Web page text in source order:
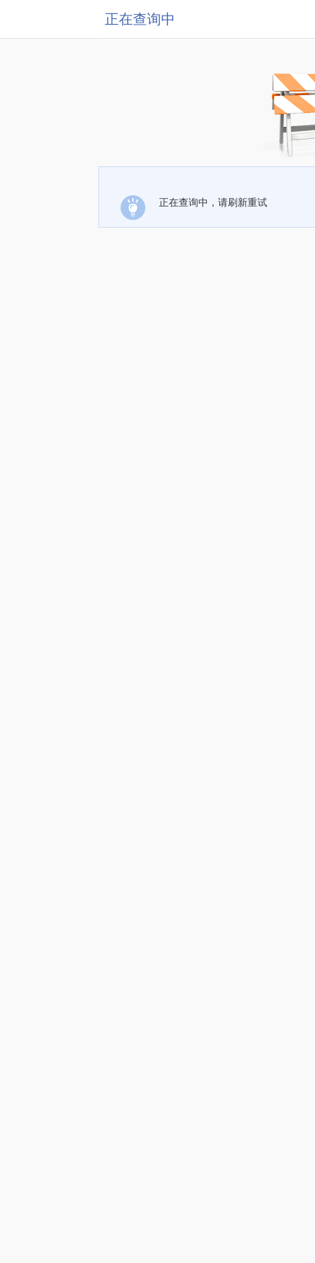
正在查询中
正在查询中，请刷新重试